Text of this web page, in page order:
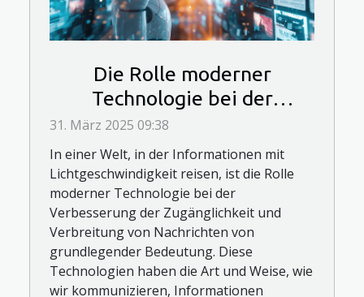
Die Rolle moderner
Technologie bei der
Verbesserung der
Zugänglichkeit und
Verbreitung von Nachrichten
31. März 2025 09:38
In einer Welt, in der Informationen mit
Lichtgeschwindigkeit reisen, ist die Rolle
moderner Technologie bei der
Verbesserung der Zugänglichkeit und
Verbreitung von Nachrichten von
grundlegender Bedeutung. Diese
Technologien haben die Art und Weise, wie
wir kommunizieren, Informationen